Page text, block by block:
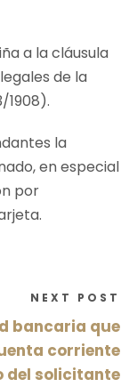
a la cláusula
de la
1908).
la
en especial
por
NEXT POST
bancaria que
corriente
del solicitante